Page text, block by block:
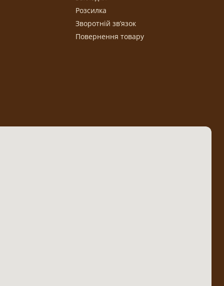
Розсилка
Зворотній зв’язок
Повернення товару